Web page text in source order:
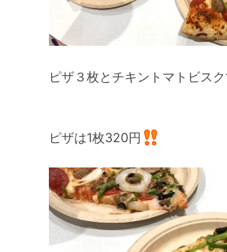
ピザ３枚とチキントマトビスク
ピザは1枚320円